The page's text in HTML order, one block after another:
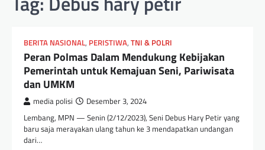
BERITA NASIONAL, PERISTIWA, TNI & POLRI
Peran Polmas Dalam Mendukung Kebijakan
Pemerintah untuk Kemajuan Seni, Pariwisata
dan UMKM
media polisi Desember 3, 2024
Lembang, MPN — Senin (2/12/2023), Seni Debus Hary Petir yang
baru saja merayakan ulang tahun ke 3 mendapatkan undangan
dari…